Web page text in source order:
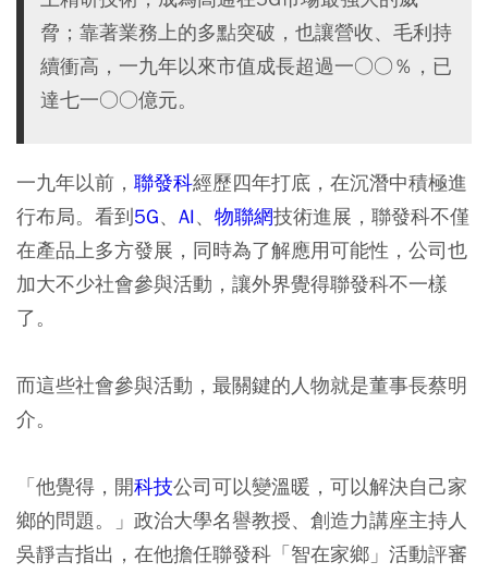
脅；靠著業務上的多點突破，也讓營收、毛利持
續衝高，一九年以來市值成長超過一○○％，已
達七一○○億元。
一九年以前， 聯發科經歷四年打底，在沉潛中積極進
行布局。看到5G、 AI、 物聯網技術進展，聯發科不僅
在產品上多方發展，同時為了解應用可能性，公司也
加大不少社會參與活動，讓外界覺得聯發科不一樣
了。
而這些社會參與活動，最關鍵的人物就是董事長蔡明
介。
「他覺得，開科技公司可以變溫暖，可以解決自己家
鄉的問題。」政治大學名譽教授、創造力講座主持人
吳靜吉指出，在他擔任聯發科「智在家鄉」活動評審